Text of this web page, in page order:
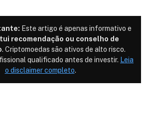
Este artigo é apenas informativo e
recomendação ou conselho de
. Criptomoedas são ativos de alto risco.
qualificado antes de investir. Leia
o disclaimer completo.